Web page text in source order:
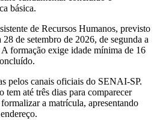
básica.
de Recursos Humanos, previsto
de setembro de 2026, de segunda a
formação exige idade mínima de 16
pelos canais oficiais do SENAI-SP.
tem até três dias para comparecer
a matrícula, apresentando